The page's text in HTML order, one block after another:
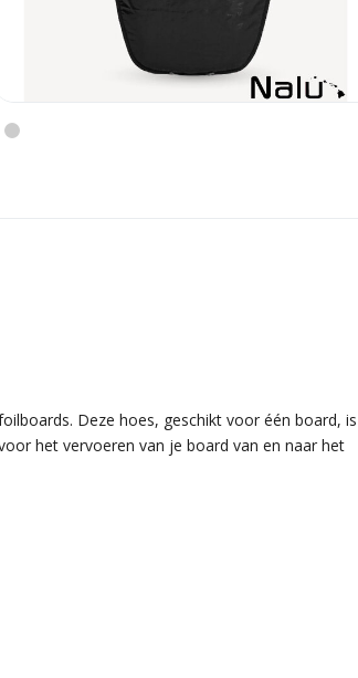
Deze hoes, geschikt voor één board, is
het vervoeren van je board van en naar het